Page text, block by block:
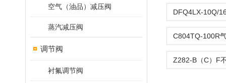
空气（油品）减压阀
蒸汽减压阀
调节阀
衬氟调节阀